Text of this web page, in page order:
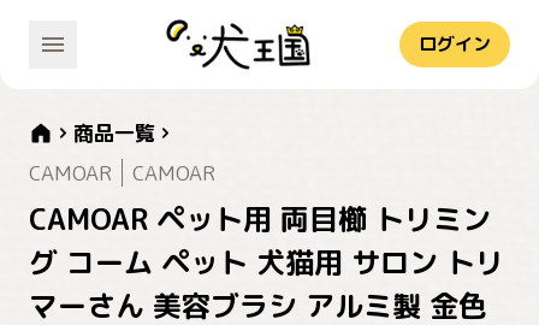
ログイン
商品一覧
CAMOAR
CAMOAR
CAMOAR ペット用 両目櫛 トリミン
グ コーム ペット 犬猫用 サロン トリ
マーさん 美容ブラシ アルミ製 金色